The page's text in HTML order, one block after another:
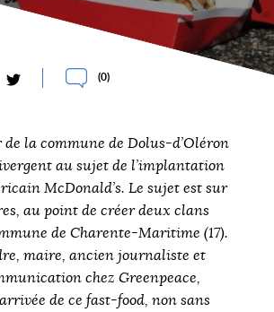
(0)
de la commune de Dolus-d’Oléron
au sujet de l’implantation
McDonald’s. Le sujet est sur
au point de créer deux clans
de Charente-Maritime (17).
maire, ancien journaliste et
chez Greenpeace,
de ce fast-food, non sans